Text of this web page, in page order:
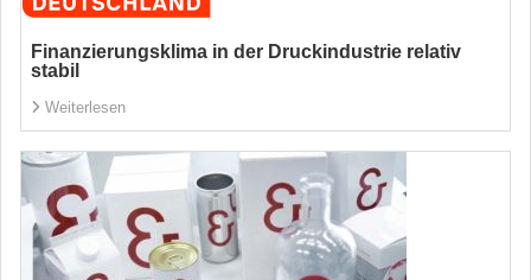
Finanzierungsklima in der Druckindustrie relativ
stabil
Weiterlesen